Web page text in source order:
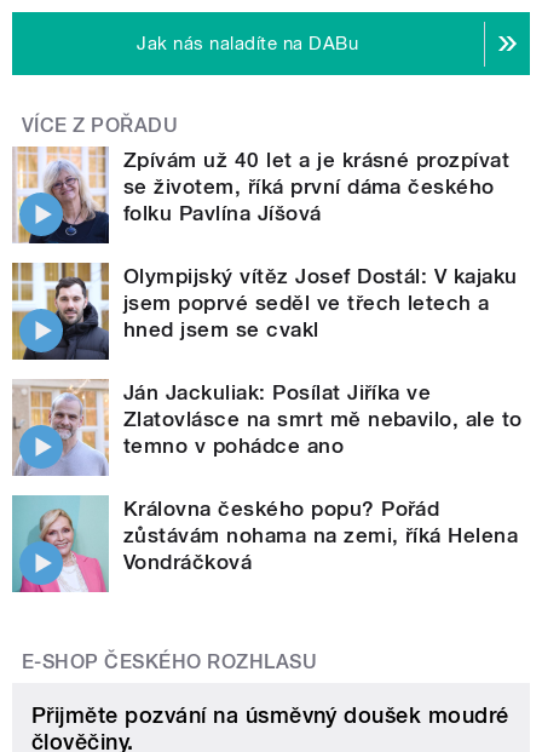
Jak nás naladíte na DABu
VÍCE Z POŘADU
Zpívám už 40 let a je krásné prozpívat
se životem, říká první dáma českého
folku Pavlína Jíšová
Olympijský vítěz Josef Dostál: V kajaku
jsem poprvé seděl ve třech letech a
hned jsem se cvakl
Ján Jackuliak: Posílat Jiříka ve
Zlatovlásce na smrt mě nebavilo, ale to
temno v pohádce ano
Královna českého popu? Pořád
zůstávám nohama na zemi, říká Helena
Vondráčková
E-SHOP ČESKÉHO ROZHLASU
Přijměte pozvání na úsměvný doušek moudré
člověčiny.